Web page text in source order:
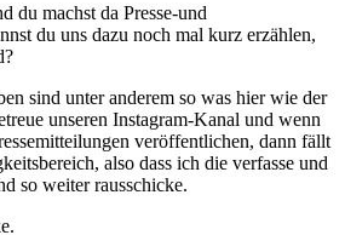
du machst da Presse-und
du uns dazu noch mal kurz erzählen,
sind unter anderem so was hier wie der
unseren Instagram-Kanal und wenn
veröffentlichen, dann fällt
also dass ich die verfasse und
so weiter rausschicke.